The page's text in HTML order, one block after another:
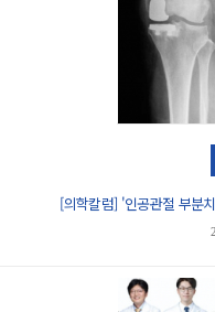
[의학칼럼] '인공관절 부분